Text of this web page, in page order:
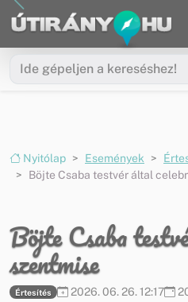
Ugrás a menüre
Ugrás a tartalomra
Nyitólap Események
Böjte Csaba testvér által
Böjte Csaba
szentmise
Értesítés 2026. 06. 26. 12:17